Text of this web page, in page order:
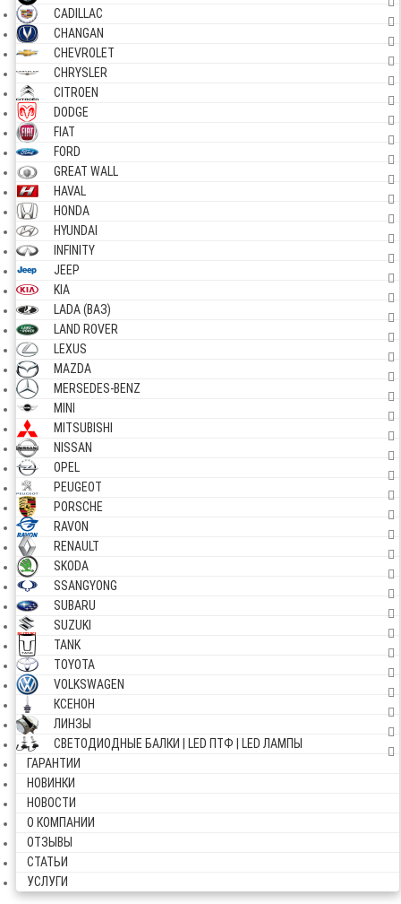
CADILLAC
CHANGAN
CHEVROLET
CHRYSLER
CITROEN
DODGE
FIAT
FORD
GREAT WALL
HAVAL
HONDA
HYUNDAI
INFINITY
JEEP
KIA
LADA (ВАЗ)
LAND ROVER
LEXUS
MAZDA
MERSEDES-BENZ
MINI
MITSUBISHI
NISSAN
OPEL
PEUGEOT
PORSCHE
RAVON
RENAULT
SKODA
SSANGYONG
SUBARU
SUZUKI
TANK
TOYOTA
VOLKSWAGEN
КСЕНОН
ЛИНЗЫ
СВЕТОДИОДНЫЕ БАЛКИ | LED ПТФ | LED ЛАМПЫ
ГАРАНТИИ
НОВИНКИ
НОВОСТИ
О КОМПАНИИ
ОТЗЫВЫ
СТАТЬИ
УСЛУГИ